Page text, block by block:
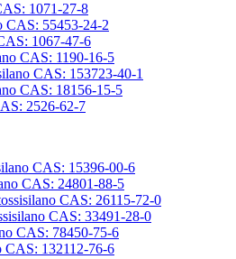
1071-27-8
CAS: 55453-24-2
1067-47-6
CAS: 1190-16-5
CAS: 153723-40-1
CAS: 18156-15-5
2526-62-7
CAS: 15396-00-6
CAS: 24801-88-5
CAS: 26115-72-0
CAS: 33491-28-0
CAS: 78450-75-6
CAS: 132112-76-6